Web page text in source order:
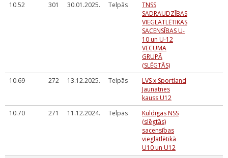
10.52
301 30.01.2025. Telpās
TNSS
SADRAUDZĪBAS
VIEGLATLĒTIKAS
SACENSĪBAS U-
10 un U-12
VECUMA
GRUPĀ
(SLĒGTĀS)
10.69
272 13.12.2025. Telpās
LVS x Sportland
Jaunatnes
kauss U12
10.70
271 11.12.2024. Telpās
Kuldīgas NSS
(slēgtās)
sacensības
vieglatlētikā
U10 un U12